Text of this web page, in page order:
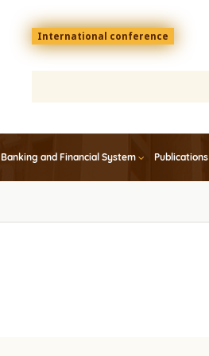
Menu
top
En
International conference
Banking and Financial System Publications